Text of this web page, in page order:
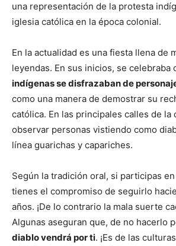
una representación de la protesta
iglesia católica en la época colonial.
En la actualidad es una fiesta llena de
leyendas. En sus inicios, se celebraba
indígenas se disfrazaban de
como una manera de demostrar su
católica. En las principales calles de la
observar personas vistiendo como
línea guarichas y capariches.
Según la tradición oral, si participas
tienes el compromiso de seguirlo
años. ¡De lo contrario la mala suerte
Algunas aseguran que, de no hacerlo
diablo vendrá por ti. ¡Es de las